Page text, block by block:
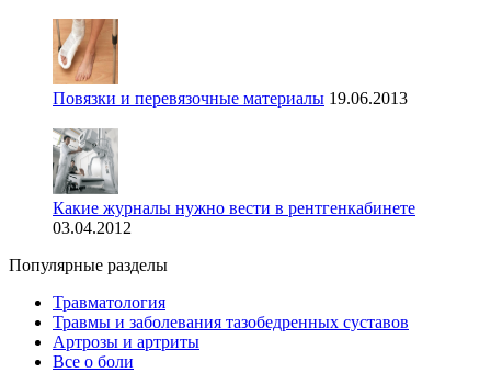
Повязки и перевязочные материалы 19.06.2013
Какие журналы нужно вести в рентгенкабинете
03.04.2012
Популярные разделы
Травматология
Травмы и заболевания тазобедренных суставов
Артрозы и артриты
Все о боли